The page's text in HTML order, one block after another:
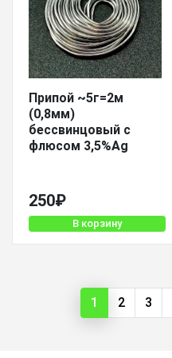
Припой ~5г=2м
(0,8мм)
бессвинцовый с
флюсом 3,5%Ag
250₽
В корзину
1 2 3